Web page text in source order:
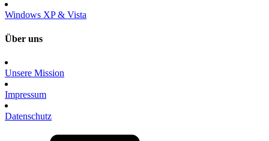
Windows XP & Vista
Über uns
Unsere Mission
Impressum
Datenschutz